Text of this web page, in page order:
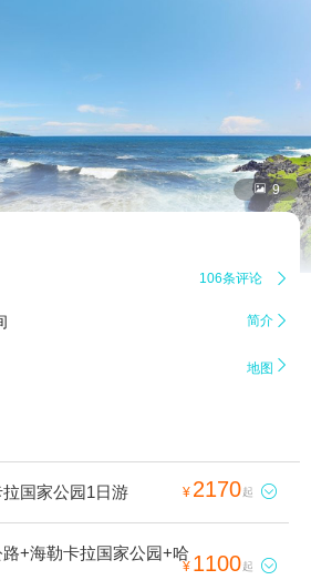
 9
106条评论 
简介 
地图 
拉国家公园1日游 ¥ 2170起 
路+海勒卡拉国家公园+哈
¥ 1100起 